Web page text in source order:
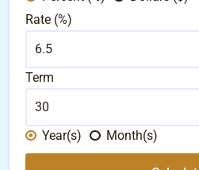
Rate (%)
Term
Year(s) Month(s)